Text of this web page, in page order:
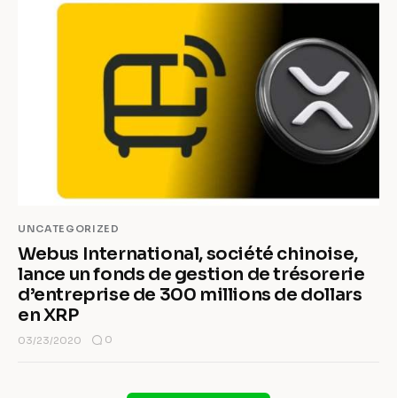
UNCATEGORIZED
Webus International, société chinoise,
lance un fonds de gestion de trésorerie
d’entreprise de 300 millions de dollars
en XRP
03/23/2020 0